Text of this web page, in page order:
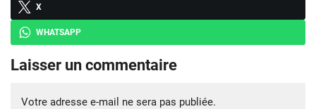
X
WHATSAPP
Laisser un commentaire
Votre adresse e-mail ne sera pas publiée.